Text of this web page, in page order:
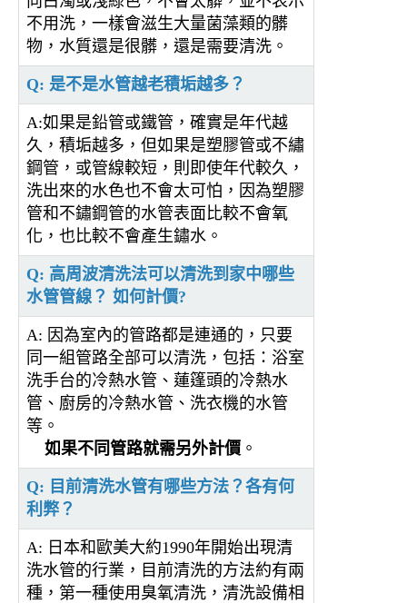
不用洗，一樣會滋生大量菌藻類的髒
物，水質還是很髒，還是需要清洗。
Q: 是不是水管越老積垢越多？
A:如果是鉛管或鐵管，確實是年代越
久，積垢越多，但如果是塑膠管或不繡
鋼管，或管線較短，則即使年代較久，
洗出來的水色也不會太可怕，因為塑膠
管和不鏽鋼管的水管表面比較不會氧
化，也比較不會產生鏽水。
Q: 高周波清洗法可以清洗到家中哪些
水管管線？ 如何計價?
A: 因為室內的管路都是連通的，只要
同一組管路全部可以清洗，包括：浴室
洗手台的冷熱水管、蓮篷頭的冷熱水
管、廚房的冷熱水管、洗衣機的水管
等。
如果不同管路就需另外計價 。
Q: 目前清洗水管有哪些方法？各有何
利弊？
A: 日本和歐美大約1990年開始出現清
洗水管的行業，目前清洗的方法約有兩
種，第一種使用臭氧清洗，清洗設備相